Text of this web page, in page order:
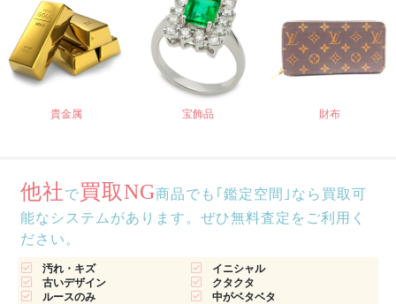
貴金属 宝飾品 財布
他社で買取NG商品でも｢鑑定空間｣なら買取可
能なシステムがあります。ぜひ無料査定をご利用く
ださい。
汚れ・キズ
イニシャル
古いデザイン
クタクタ
ルースのみ
中がベタベタ